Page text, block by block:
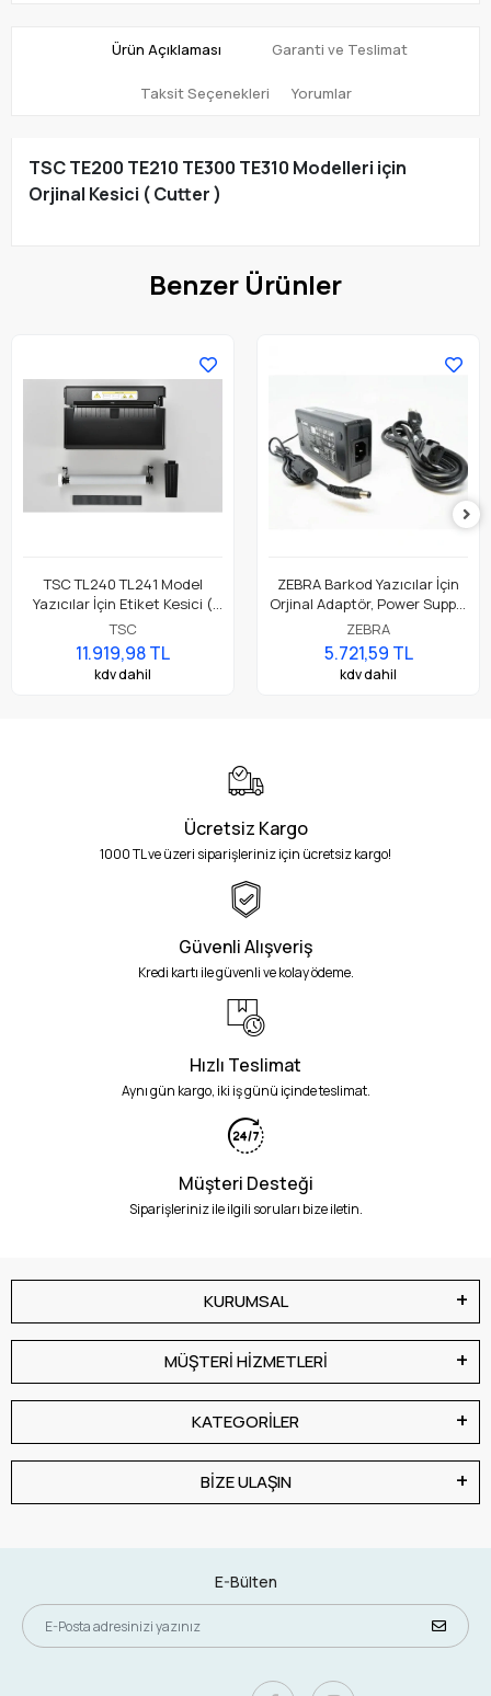
Ürün Açıklaması Garanti ve Teslimat
Taksit Seçenekleri Yorumlar
TSC TE200 TE210 TE300 TE310 Modelleri için
Orjinal Kesici ( Cutter )
Benzer Ürünler
TSC TL240 TL241 Model
Yazıcılar İçin Etiket Kesici (
Accessory Cutter Module,
Full Cut )
TSC
11.919,98 TL
kdv dahil
ZEBRA Barkod Yazıcılar İçin
Orjinal Adaptör, Power Supply
Parça No: P1079903-026
ZEBRA
5.721,59 TL
kdv dahil
Ücretsiz Kargo
1000 TL ve üzeri siparişleriniz için ücretsiz kargo!
Güvenli Alışveriş
Kredi kartı ile güvenli ve kolay ödeme.
Hızlı Teslimat
Aynı gün kargo, iki iş günü içinde teslimat.
Müşteri Desteği
Siparişleriniz ile ilgili soruları bize iletin.
KURUMSAL
MÜŞTERİ HİZMETLERİ
KATEGORİLER
BİZE ULAŞIN
E-Bülten